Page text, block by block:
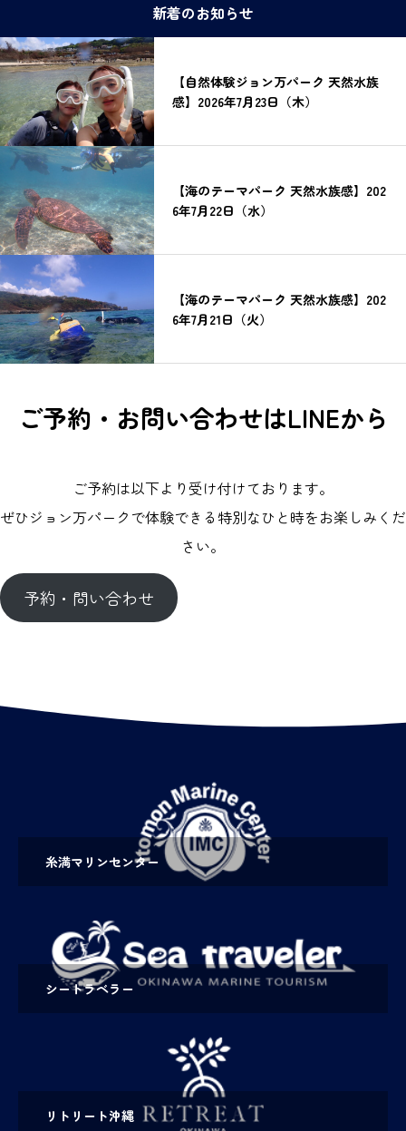
新着のお知らせ
【自然体験ジョン万パーク 天然水族
感】2026年7月23日（木）
【海のテーマパーク 天然水族感】202
6年7月22日（水）
【海のテーマパーク 天然水族感】202
6年7月21日（火）
ご予約・お問い合わせはLINEから
ご予約は以下より受け付けております。
ぜひジョン万パークで体験できる特別なひと時をお楽しみくだ
さい。
予約・問い合わせ
糸満マリンセンター
シートラベラー
リトリート沖縄